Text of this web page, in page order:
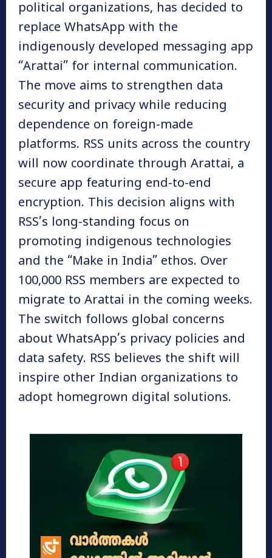
political organizations, has decided to
replace WhatsApp with the
indigenously developed messaging app
“Arattai” for internal communication.
The move aims to strengthen data
security and privacy while reducing
dependence on foreign-made
platforms. RSS units across the country
will now coordinate through Arattai, a
secure app featuring end-to-end
encryption. This decision aligns with
RSS’s long-standing focus on
promoting indigenous technologies
and the “Make in India” ethos. Over
100,000 RSS members are expected to
migrate to Arattai in the coming weeks.
The switch follows global concerns
about WhatsApp’s privacy policies and
data safety. RSS believes the shift will
inspire other Indian organizations to
adopt homegrown digital solutions.